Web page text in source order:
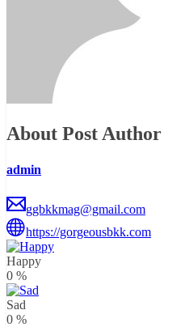
About Post Author
admin
ggbkkmag@gmail.com
https://gorgeousbkk.com
Happy
0 %
Sad
0 %